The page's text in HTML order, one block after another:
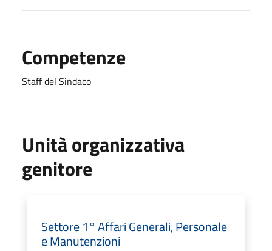
Competenze
Staff del Sindaco
Unità organizzativa
genitore
Settore 1° Affari Generali, Personale
e Manutenzioni